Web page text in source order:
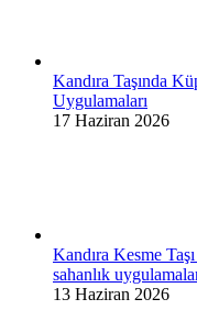
Kandıra Taşında
Uygulamaları
17 Haziran 2026
Kandıra Kesme
sahanlık
13 Haziran 2026